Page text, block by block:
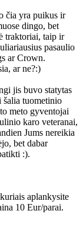
čia yra puikus ir
dingo, bet
traktoriai, taip ir
pasaulio
ar Crown.
ar ne?:)
jis buvo statytas
šalia tuometinio
meto gyventojai
karo veteranai,
Jums nereikia
bet dabar
:).
aplankysite
10 Eur/parai.